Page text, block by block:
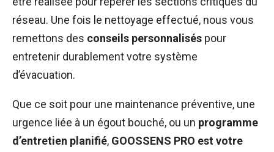
réseau. Une fois le nettoyage effectué, nous vous
remettons des conseils personnalisés pour
entretenir durablement votre système
d’évacuation.
Que ce soit pour une maintenance préventive, une
urgence liée à un égout bouché, ou un programme
d’entretien planifié, GOOSSENS PRO est votre